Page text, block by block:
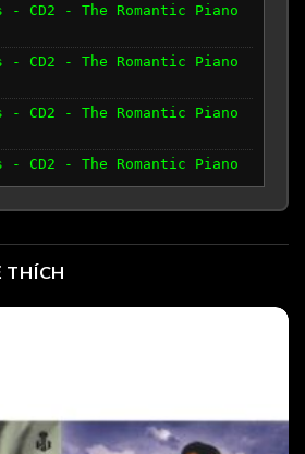
CD2 - The Romantic Piano
CD2 - The Romantic Piano
CD2 - The Romantic Piano
CD2 - The Romantic Piano
CD2 - The Romantic Piano
CD2 - The Romantic Piano
- CD2 - The Romantic Piano
THÍCH